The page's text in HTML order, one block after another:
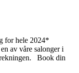
for hele 2024*
av våre salonger i
Book din